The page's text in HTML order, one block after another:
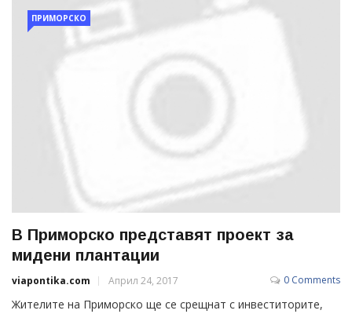
ПРИМОРСКО
В Приморско представят проект за
мидени плантации
viapontika.com Април 24, 2017 0 Comments
Жителите на Приморско ще се срещнат с инвеститорите,